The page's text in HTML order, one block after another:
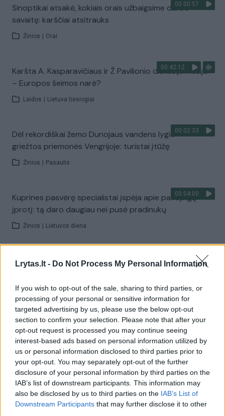
Lrytas.lt - Do Not Process My Personal Information
If you wish to opt-out of the sale, sharing to third parties, or
processing of your personal or sensitive information for
targeted advertising by us, please use the below opt-out
section to confirm your selection. Please note that after your
opt-out request is processed you may continue seeing
interest-based ads based on personal information utilized by
us or personal information disclosed to third parties prior to
your opt-out. You may separately opt-out of the further
disclosure of your personal information by third parties on the
IAB’s list of downstream participants. This information may
also be disclosed by us to third parties on the IAB’s List of
Downstream Participants that may further disclose it to other
00:00:57
Sinoptikai atsakė, kokiais orais užbaigsime darbo
savaitę: karščiai atsitrauks
Žinios Orai
00:42:12
Karšta A. Kasparavičiaus ir Ž Pavilionio diskusija: Rusija
– Europos šeimos narė?
Laidos Lietuva tiesiogiai
00:02:33
Dėl rekordiškai žemo Dunojaus vandens lygio –
griežtos priemonės Vengrijoje: turistai įtūžę
Žinios Pasaulis
00:04:00
Kuprines pasvėrę specialistai įspėja apie pavojingą
įprotį: tą daro daugiau nei pusė pradinukų
Žinios Lietuvos diena
Visi įrašai
Žiūrimiausi įrašai
00:00:30
Vaizdai iš tragiškos avarijos Vilniaus r.: dviejų moterų ir
vaiko gyvybių išgelbėti nepavyko
Žinios | Lietuvos diena
00:00:57
Savaitės vidurys nusimato karštas: temperatūra kils iki